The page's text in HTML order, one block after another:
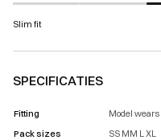
Slim fit
SPECIFICATIES
Fitting
Model
Pack sizes
SS MM L XL